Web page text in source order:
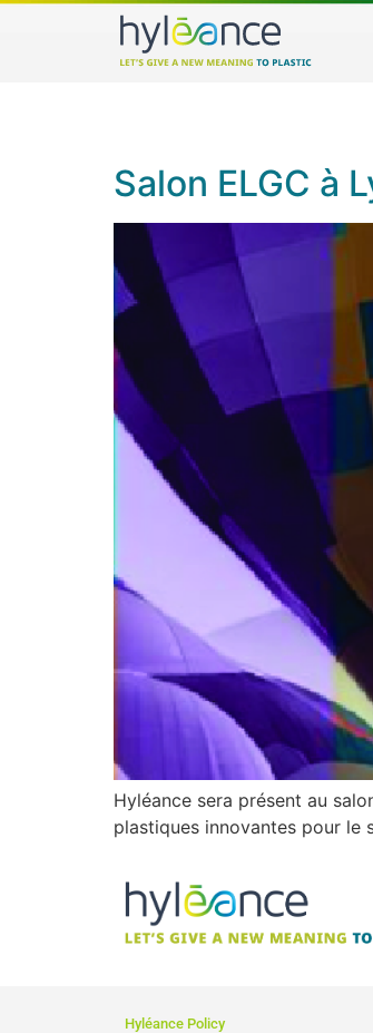
Salon ELGC à
Hyléance sera présent au
plastiques innovantes pour le
Hyléance Policy